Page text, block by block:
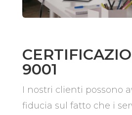
9001
I nostri clienti possono
fiducia sul fatto che i